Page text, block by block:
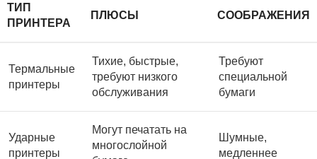
ТИП
ПРИНТЕРА
ПЛЮСЫ СООБРАЖЕНИЯ
Термальные
принтеры
Тихие, быстрые,
требуют низкого
обслуживания
Требуют
специальной
бумаги
Ударные
принтеры
Могут печатать на
многослойной
Шумные,
медленнее